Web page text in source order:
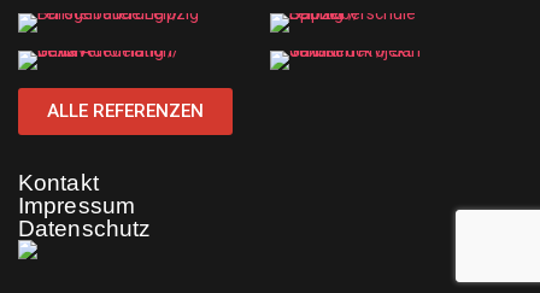
ALLE REFERENZEN
Kontakt
Impressum
Datenschutz